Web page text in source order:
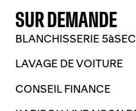
SUR DEMANDE
BLANCHISSERIE 5àSEC
LAVAGE DE VOITURE
CONSEIL FINANCE